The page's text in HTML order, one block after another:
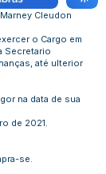
Cleudon
o Cargo em
Secretario
até ulterior
na data de sua
de 2021.
se.